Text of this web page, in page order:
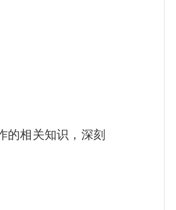
相关知识，深刻